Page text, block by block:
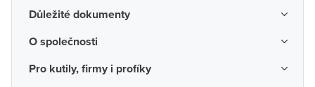
Důležité dokumenty
Obchodní podmínky
Reklamace a vrácení zboží
O společnosti
O nás
Pro kutily, firmy i profíky